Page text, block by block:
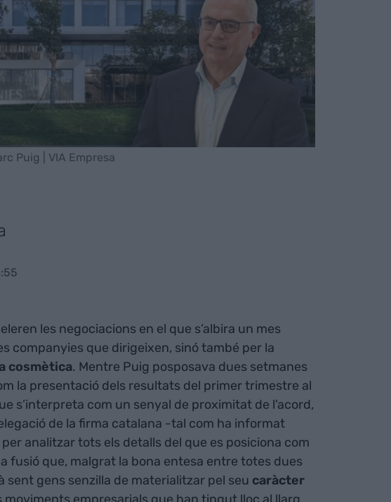
Puig | VIA Empresa
les negociacions en el que s’albira un mes
companyies que dirigeixen, sinó també per la
cosmètica. Mentre Puig posposava dues setmanes
la presentació dels resultats del primer trimestre al
s’interpreta com un senyal de proximitat de l'acord,
de la firma catalana -tal com ha informat
analitzar tots els detalls del que es posiciona com
fusió que, malgrat la bona entesa entre totes dues
sent gens senzilla de materialitzar pel seu caràcter